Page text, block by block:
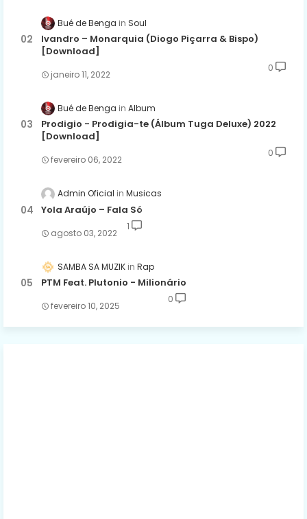
Bué de Benga Soul
Ivandro – Monarquia (Diogo Piçarra & Bispo)
[Download]
janeiro 11, 2022
0
Bué de Benga Album
Prodigio - Prodigia-te (Álbum Tuga Deluxe) 2022
[Download]
fevereiro 06, 2022
0
Admin Oficial Musicas
Yola Araújo – Fala Só
agosto 03, 2022
1
SAMBA SA MUZIK Rap
PTM Feat. Plutonio - Milionário
fevereiro 10, 2025
0